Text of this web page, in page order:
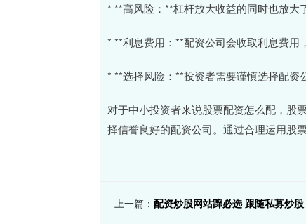
* **高风险：**杠杆放大收益的同时也放大
* **利息费用：**配资公司会收取利息费用
* **选择风险：**投资者需要谨慎选择配资
对于中小投资者来说股票配资怎么配，股
择信誉良好的配资公司。通过合理运用股
上一篇： 配资炒股网站蹿必选 跟随私募炒